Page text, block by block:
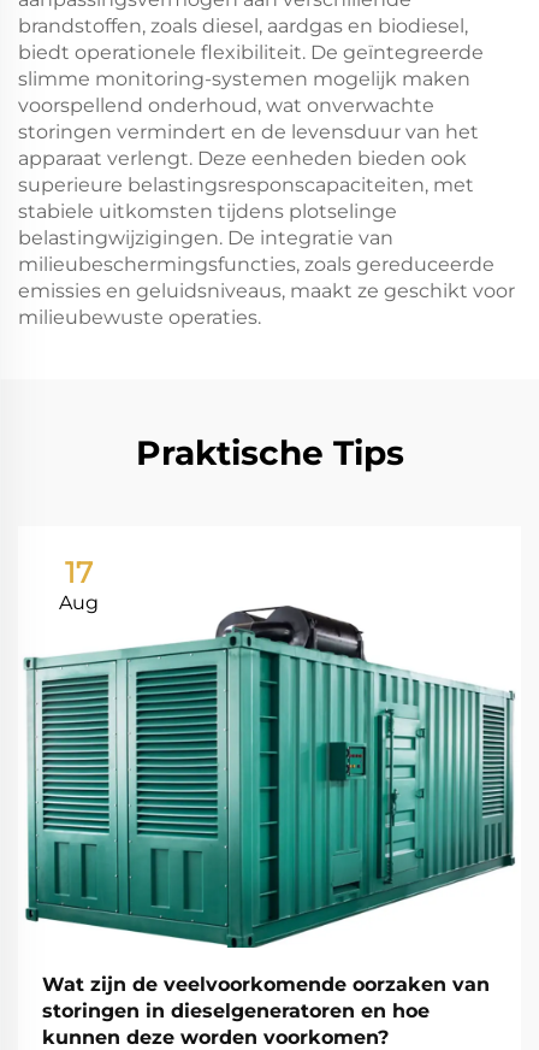
brandstoffen, zoals diesel, aardgas en biodiesel,
biedt operationele flexibiliteit. De geïntegreerde
slimme monitoring-systemen mogelijk maken
voorspellend onderhoud, wat onverwachte
storingen vermindert en de levensduur van het
apparaat verlengt. Deze eenheden bieden ook
superieure belastingsresponscapaciteiten, met
stabiele uitkomsten tijdens plotselinge
belastingwijzigingen. De integratie van
milieubeschermingsfuncties, zoals gereduceerde
emissies en geluidsniveaus, maakt ze geschikt voor
milieubewuste operaties.
Praktische Tips
17
Aug
Wat zijn de veelvoorkomende oorzaken van
storingen in dieselgeneratoren en hoe
kunnen deze worden voorkomen?